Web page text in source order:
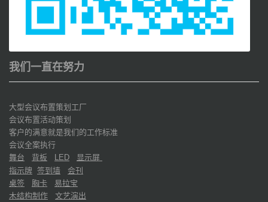
我们一直在努力
大型会议布置策划工厂
会议布置活动策划
客户的满意就是我们的工作标准
会议全案执行
舞台
背板 LED
显示屏
指示牌 签到墙
会刊
桌签
胸卡
易拉宝
木结构制作
文艺演出